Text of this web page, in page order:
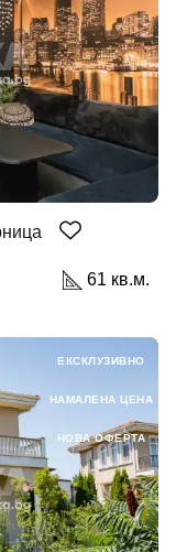
61 кв.м.
ЕКСКЛУЗИВНО
НАМАЛЕНА ЦЕНА
НОВА ОФЕРТА